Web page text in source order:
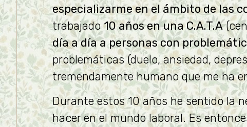
especializarme en el ámbito de las
trabajado10 años en una C.A.T.A
día a día a personas con
problemáticas (duelo, ansiedad,
tremendamente humano que me ha
Durante estos 10 años he sentido la
hacer en el mundo laboral. Es